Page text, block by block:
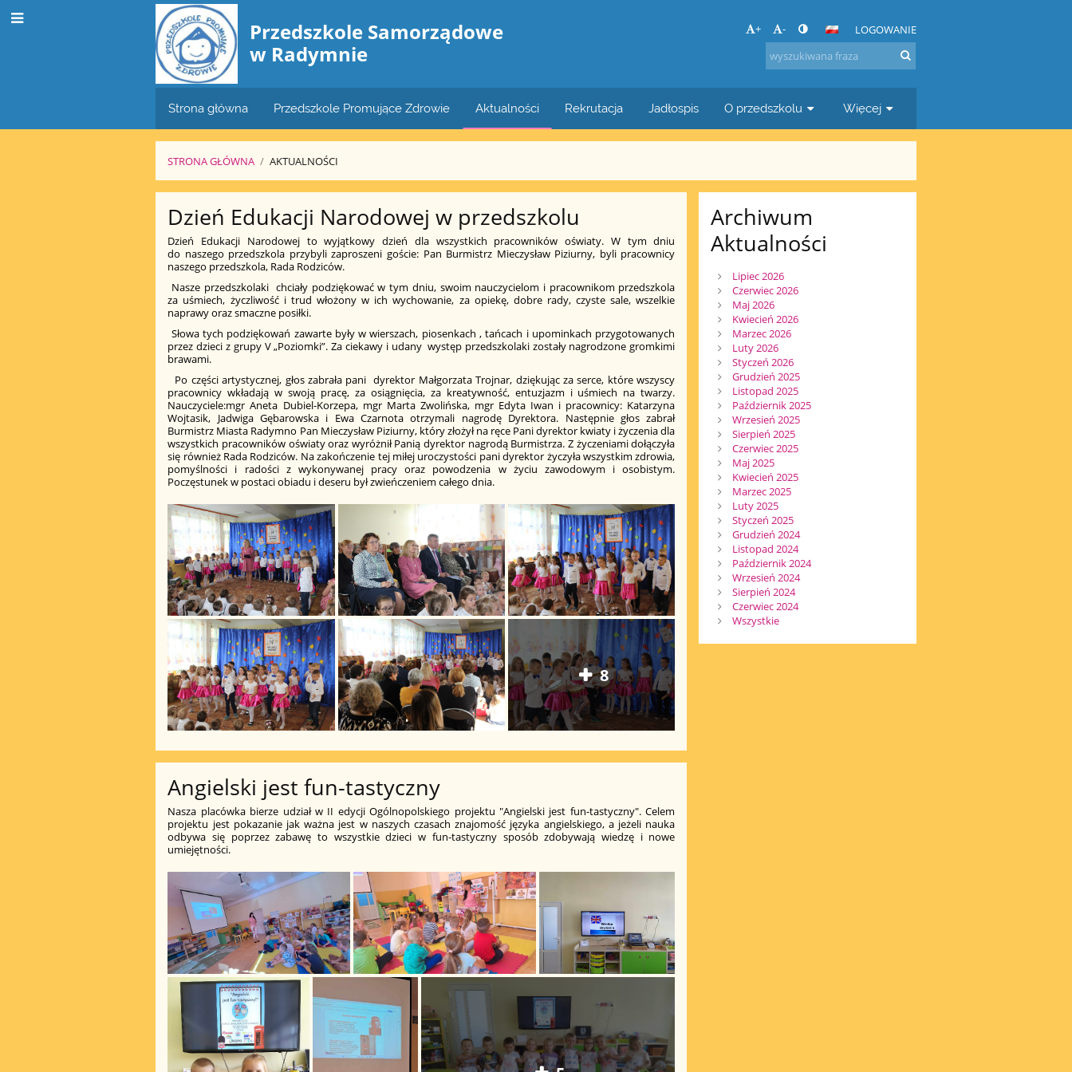
Przedszkole Samorządowe
w Radymnie
+ - LOGOWANIE
Strona główna Przedszkole Promujące Zdrowie Aktualności Rekrutacja Jadłospis O przedszkolu Więcej
STRONA GŁÓWNA / AKTUALNOŚCI
Aktualności
Dzień Edukacji Narodowej w przedszkolu
Dzień Edukacji Narodowej to wyjątkowy dzień dla wszystkich pracowników oświaty. W tym dniu
do naszego przedszkola przybyli zaproszeni goście: Pan Burmistrz Mieczysław Piziurny, byli pracownicy
naszego przedszkola, Rada Rodziców.
Nasze przedszkolaki chciały podziękować w tym dniu, swoim nauczycielom i pracownikom przedszkola
za uśmiech, życzliwość i trud włożony w ich wychowanie, za opiekę, dobre rady, czyste sale, wszelkie
naprawy oraz smaczne posiłki.
Słowa tych podziękowań zawarte były w wierszach, piosenkach , tańcach i upominkach przygotowanych
przez dzieci z grupy V „Poziomki”. Za ciekawy i udany występ przedszkolaki zostały nagrodzone gromkimi
brawami.
Po części artystycznej, głos zabrała pani dyrektor Małgorzata Trojnar, dziękując za serce, które wszyscy
pracownicy wkładają w swoją pracę, za osiągnięcia, za kreatywność, entuzjazm i uśmiech na twarzy.
Nauczyciele:mgr Aneta Dubiel-Korzepa, mgr Marta Zwolińska, mgr Edyta Iwan i pracownicy: Katarzyna
Wojtasik, Jadwiga Gębarowska i Ewa Czarnota otrzymali nagrodę Dyrektora. Następnie głos zabrał
Burmistrz Miasta Radymno Pan Mieczysław Piziurny, który złożył na ręce Pani dyrektor kwiaty i życzenia dla
wszystkich pracowników oświaty oraz wyróżnił Panią dyrektor nagrodą Burmistrza. Z życzeniami dołączyła
się również Rada Rodziców. Na zakończenie tej miłej uroczystości pani dyrektor życzyła wszystkim zdrowia,
pomyślności i radości z wykonywanej pracy oraz powodzenia w życiu zawodowym i osobistym.
Poczęstunek w postaci obiadu i deseru był zwieńczeniem całego dnia.
8
Angielski jest fun-tastyczny
Nasza placówka bierze udział w II edycji Ogólnopolskiego projektu "Angielski jest fun-tastyczny". Celem
projektu jest pokazanie jak ważna jest w naszych czasach znajomość języka angielskiego, a jeżeli nauka
odbywa się poprzez zabawę to wszystkie dzieci w fun-tastyczny sposób zdobywają wiedzę i nowe
umiejętności.
Archiwum
Aktualności
Lipiec 2026
Czerwiec 2026
Maj 2026
Kwiecień 2026
Marzec 2026
Luty 2026
Styczeń 2026
Grudzień 2025
Listopad 2025
Październik 2025
Wrzesień 2025
Sierpień 2025
Czerwiec 2025
Maj 2025
Kwiecień 2025
Marzec 2025
Luty 2025
Styczeń 2025
Grudzień 2024
Listopad 2024
Październik 2024
Wrzesień 2024
Sierpień 2024
Czerwiec 2024
Wszystkie